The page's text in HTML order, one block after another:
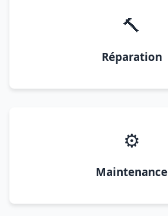
🔨
Réparation
⚙️
Maintenance